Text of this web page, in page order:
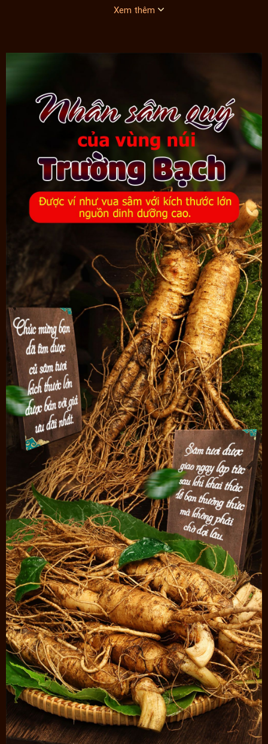
Tại sao nên chọn nhân sâm tươi núi Trường Bạch làm quà biếu
giới nên hương vị sâm ở núi Trường Bạch rất đặc biệt, sâm
trọng, phù hợp làm quà biếu tặng,giá sâm tươi
ở mức vừa phải,
không phải quá đắt đỏ.
Củ sâm núi Trường Bạch nhìn thấy rõ từng lát vân gỗ, dù củ màu
trắng nhưng rất thơm, giá trị, màu trắng là đặc trưng của sâm
Trường Bạch.
Sự khác nhau rõ rệt giữa việc dùng sâm và không dùng sâm mỗi
ngà: Chỉ cần 3g hồng sâm mỗi ngày sẽ cảm nhận rõ ngay sự
khác biệt về sức khỏe, giảm thiểu các vấn đề về tuổi tác.
Với người chưa bao giờ dùng sâm khi dùng sẽ thấy bât ngờ, nên
thử 1 lần trải nghiệm những vị giác mình chưa bao giờ thử, thử 1
lần chăm sóc, yêu thương sức khỏe của mình đúng cách. Bởi
sức khỏe mới là thứ quý giá nhất cuộc đời mỗi người.
Một số cách dùng sâm phổ biến, mang lại hiệu quả cao: hãm nước
nóng, dùng như thưởng trà, nấu lẩu, nấu cháo, hầm canh, ngâm
mật ong, sắc thuốc,
nhân sâm tươi ngâm rượu...
Lưu ý :
- Sản phẩm không phải là thuốc không có tác dụng thay thế thuốc
chữa bệnh.
- Tác dụng của sản phẩm có thể thay đổi tùy theo tình trạng cơ địa
của mỗi người.
Một số hình ảnh chi tiết của sản phẩm:
Xem thêm